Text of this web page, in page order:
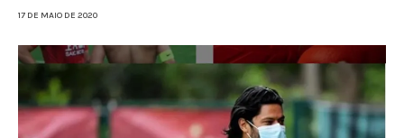
17 DE MAIO DE 2020